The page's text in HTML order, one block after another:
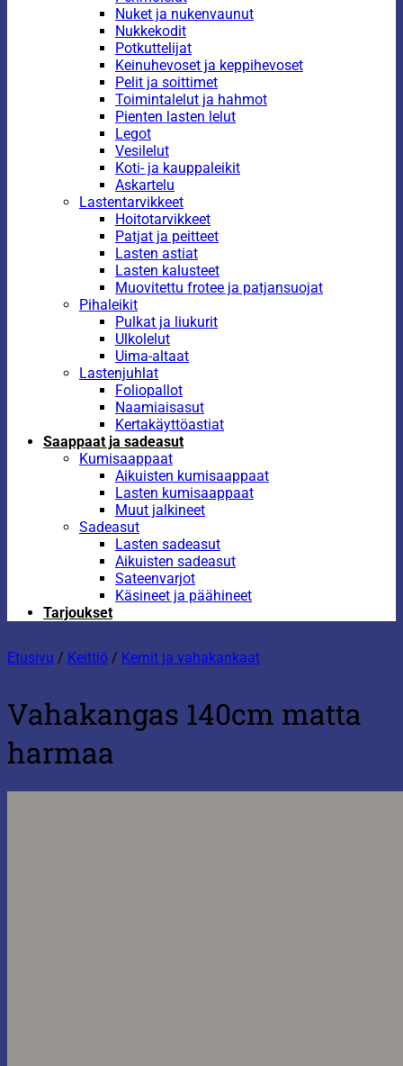
Nuket ja nukenvaunut
Nukkekodit
Potkuttelijat
Keinuhevoset ja keppihevoset
Pelit ja soittimet
Toimintalelut ja hahmot
Pienten lasten lelut
Legot
Vesilelut
Koti- ja kauppaleikit
Askartelu
Lastentarvikkeet
Hoitotarvikkeet
Patjat ja peitteet
Lasten astiat
Lasten kalusteet
Muovitettu frotee ja patjansuojat
Pihaleikit
Pulkat ja liukurit
Ulkolelut
Uima-altaat
Lastenjuhlat
Foliopallot
Naamiaisasut
Kertakäyttöastiat
Saappaat ja sadeasut
Kumisaappaat
Aikuisten kumisaappaat
Lasten kumisaappaat
Muut jalkineet
Sadeasut
Lasten sadeasut
Aikuisten sadeasut
Sateenvarjot
Käsineet ja päähineet
Tarjoukset
Etusivu / Keittiö / Kernit ja vahakankaat
Vahakangas 140cm matta
harmaa